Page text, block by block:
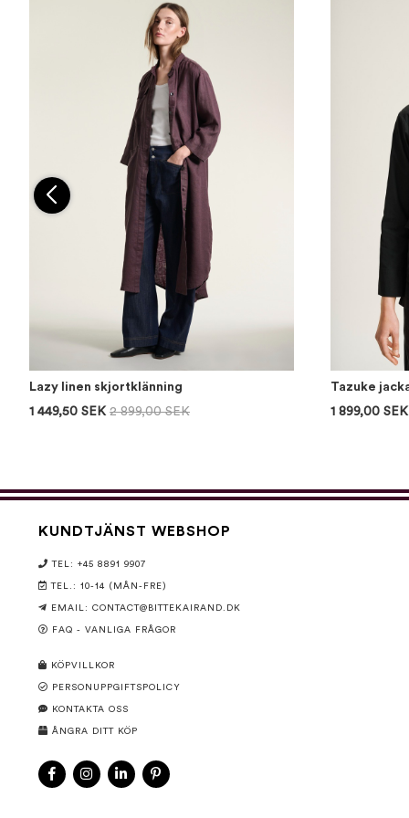
Lazy linen skjortklänning
1 449,50 SEK 2 899,00 SEK
Tazuke
1 899,00 SEK
KUNDTJÄNST WEBSHOP
TEL: +45 8891 9907
TEL.: 10-14 (MÅN-FRE)
EMAIL: CONTACT@BITTEKAIRAND.DK
FAQ - VANLIGA FRÅGOR
KÖPVILLKOR
PERSONUPPGIFTSPOLICY
KONTAKTA OSS
ÅNGRA DITT KÖP